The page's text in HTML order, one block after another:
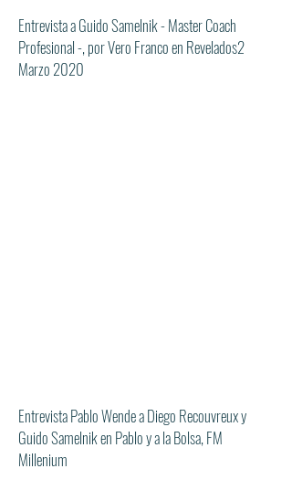
Entrevista a Guido Samelnik - Master Coach
Profesional -, por Vero Franco en Revelados2
Marzo 2020
Entrevista Pablo Wende a Diego Recouvreux y
Guido Samelnik en Pablo y a la Bolsa, FM
Millenium